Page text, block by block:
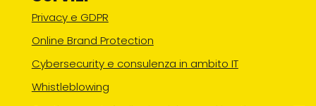
Privacy e GDPR
Online Brand Protection
Cybersecurity e consulenza in ambito IT
Whistleblowing